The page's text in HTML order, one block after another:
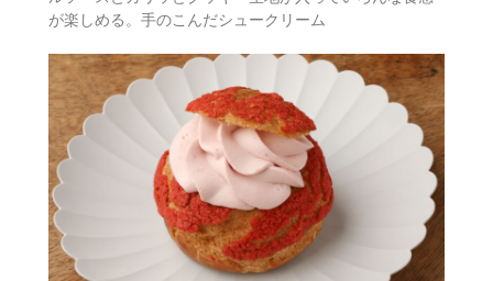
が楽しめる。手のこんだシュークリーム